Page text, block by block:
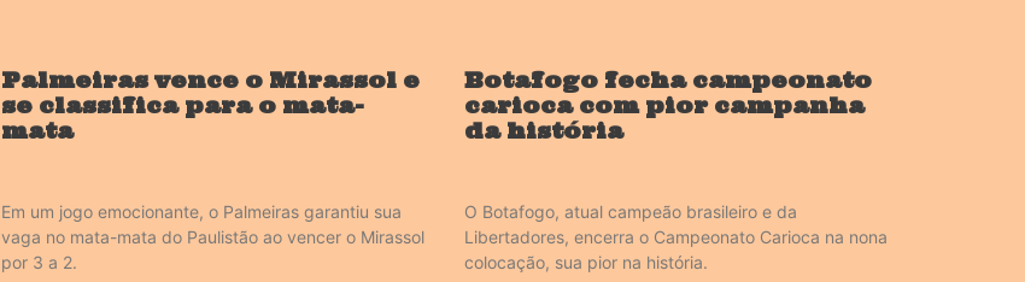
Palmeiras vence o Mirassol e
se classifica para o mata-
mata
Em um jogo emocionante, o Palmeiras garantiu sua
vaga no mata-mata do Paulistão ao vencer o Mirassol
por 3 a 2.
Botafogo fecha campeonato
carioca com pior campanha
da história
O Botafogo, atual campeão brasileiro e da
Libertadores, encerra o Campeonato Carioca na nona
colocação, sua pior na história.